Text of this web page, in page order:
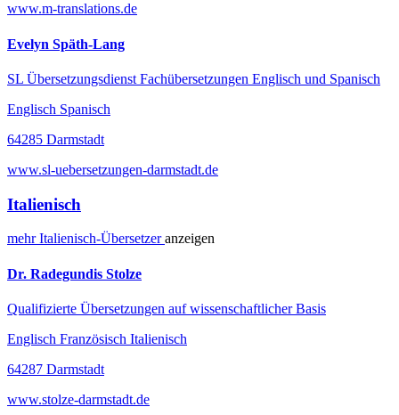
www.m-translations.de
Evelyn Späth-Lang
SL Übersetzungsdienst Fachübersetzungen Englisch und Spanisch
Englisch Spanisch
64285 Darmstadt
www.sl-uebersetzungen-darmstadt.de
Italienisch
mehrItalienisch-Übersetzeranzeigen
Dr. Radegundis Stolze
Qualifizierte Übersetzungen auf wissenschaftlicher Basis
Englisch Französisch Italienisch
64287 Darmstadt
www.stolze-darmstadt.de